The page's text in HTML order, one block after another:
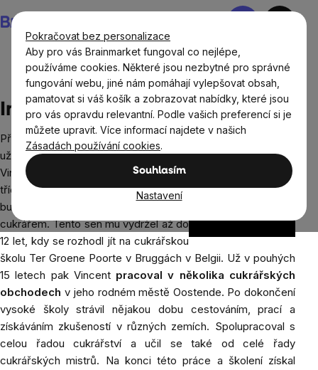
Pokračovat bez personalizace
Aby pro vás Brainmarket fungoval co nejlépe,
používáme cookies. Některé jsou nezbytné pro správné
fungování webu, jiné nám pomáhají vylepšovat obsah,
pamatovat si váš košík a zobrazovat nabídky, které jsou
pro vás opravdu relevantní. Podle vašich preferencí si je
můžete upravit. Více informací najdete v našich
Zásadách používání cookies.
Souhlasím
Nastavení
na
obsah
Nákupní
Prodávané značky Incacao
Incacao
Příběh belgické značky Incacao začal
už v roce 1996, kdy její zakladatel,
Vincent Bulteel, na obligátní otázku
třídního učitele: “čím chcete být, až
budete velcí”, odpověděl, že chce být
cukrářem. Tento sen mu vydržel až do
12 let, kdy se rozhodl jít na cukrářskou
školu Ter Groene Poorte v Bruggách v Belgii. Už v pouhých
15 letech pak Vincent pracoval v několika cukrářských
obchodech v jeho rodném městě Oostende. Po dokončení
vysoké školy strávil nějakou dobu cestováním, prací a
získáváním zkušeností v různých zemích. Spolupracoval s
celou řadou cukrářství a učil se také od celé řady
cukrářských mistrů. Na konci této práce a školení získal